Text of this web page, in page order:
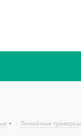
- Линейные траверсы